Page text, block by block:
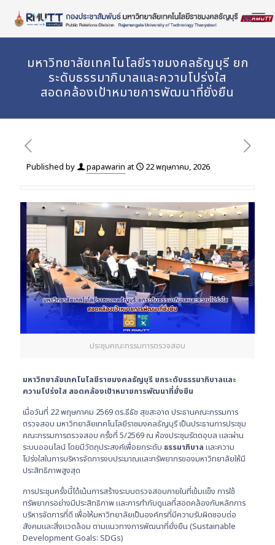
Content
มหาวิทยาลัยเทคโนโลยีราชมงคลธัญบุรี ยก
ระดับธรรมาภิบาลและความโปร่งใส
สอดคล้องเป้าหมายการพัฒนาที่ยั่งยืน
Published by papawarin at 22 พฤษภาคม, 2026
ประชุมคณะกรรมการตรวจสอบ
มหาวิทยาลัยเทคโนโลยีราชมงคลธัญบุรี ยกระดับธรรมาภิบาลและ
ความโปร่งใส สอดคล้องเป้าหมายการพัฒนาที่ยั่งยืน
เมื่อวันที่ 22 พฤษภาคม 2569 ดร.ธีธัช สุขสะอาด ประธานคณะกรรมการ
ตรวจสอบ มหาวิทยาลัยเทคโนโลยีราชมงคลธัญบุรี เป็นประธานการประชุม
คณะกรรมการตรวจสอบ ครั้งที่ 5/2569 ณ ห้องประชุมรัตตอุบล และผ่าน
ระบบออนไลน์ โดยมีวัตถุประสงค์เพื่อยกระดับ ธรรมาภิบาล และความ
โปร่งใสในการบริหารจัดการงบประมาณและทรัพยากรของมหาวิทยาลัยให้มี
ประสิทธิภาพสูงสุด
การประชุมครั้งนี้ได้เน้นการสร้างระบบตรวจสอบภายในที่เข้มแข็ง การใช้
ทรัพยากรอย่างมีประสิทธิภาพ และการกำกับดูแลที่สอดคล้องกับหลักการ
บริหารจัดการที่ดี เพื่อให้มหาวิทยาลัยเป็นองค์กรที่มีความรับผิดชอบต่อ
สังคมและสิ่งแวดล้อม ตามแนวทางการพัฒนาที่ยั่งยืน (Sustainable
Development Goals: SDGs)